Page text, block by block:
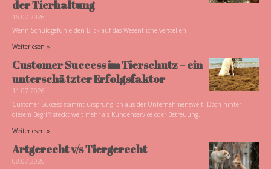
der Tierhaltung
16.07.2026
Wenn Schuldgefühle den Blick auf das Wesentliche verstellen
Weiterlesen »
Customer Success im Tierschutz – ein
unterschätzter Erfolgsfaktor
11.07.2026
Customer Success stammt ursprünglich aus der Unternehmenswelt. Doch hinter
diesem Begriff steckt weit mehr als Kundenservice oder Betreuung.
Weiterlesen »
Artgerecht v/s Tiergerecht
08.07.2026